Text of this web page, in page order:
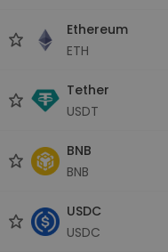
Ethereum
ETH
Tether
USDT
BNB
BNB
USDC
USDC